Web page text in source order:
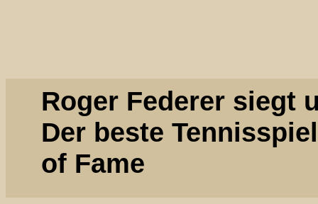
Roger Federer siegt
Der beste
of Fame